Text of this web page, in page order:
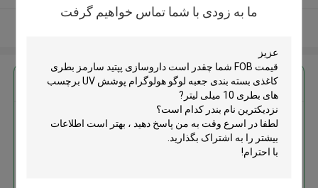
ما به زودی با شما تماس خواهیم گرفت
بهترين قيمت رو براي
داروسازی پپتید سارمز بطری کاغذی
بسته بندی جعبه لوگو هولوگرام